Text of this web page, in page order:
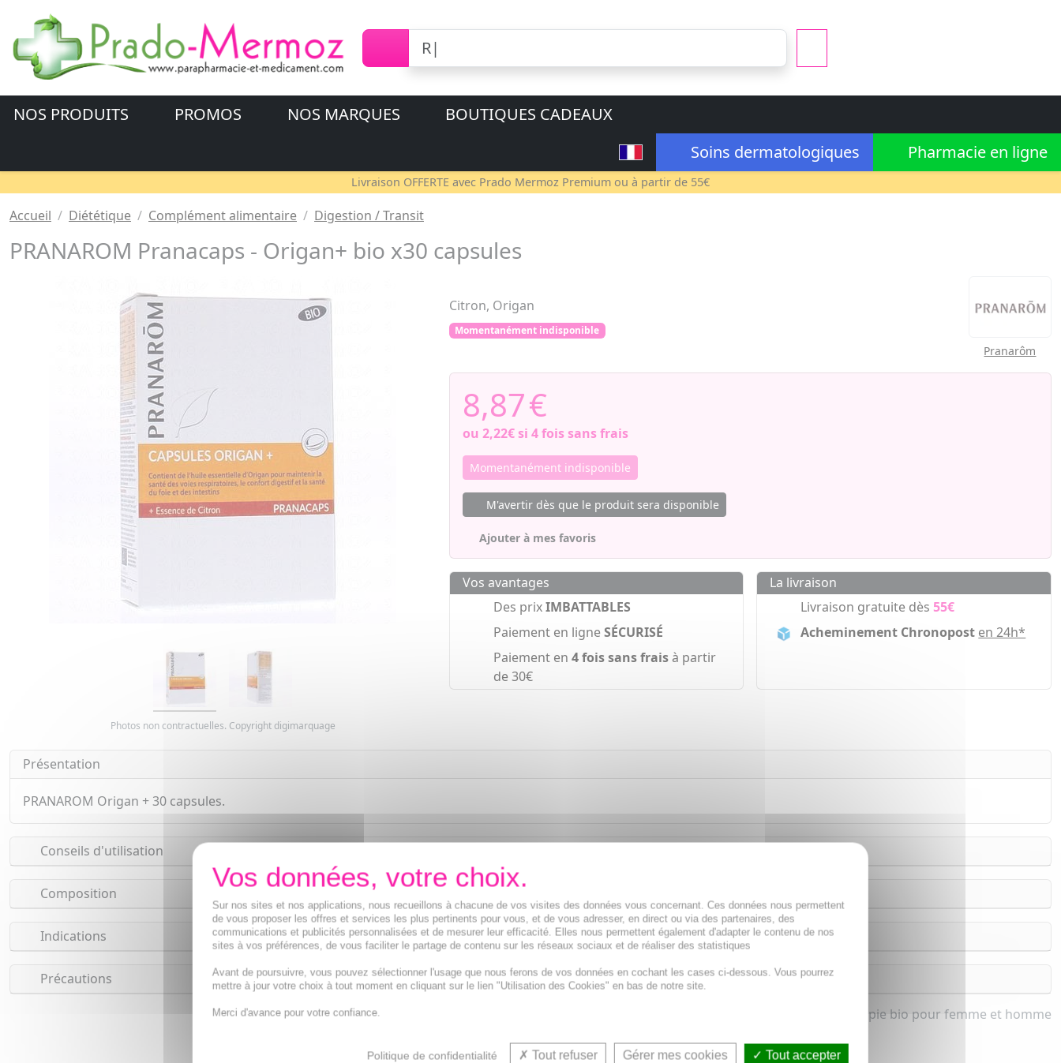
NOS PRODUITS PROMOS NOS MARQUES
BOUTIQUES CADEAUX
Soins dermatologiques
Pharmacie en ligne
Livraison OFFERTE avec Prado Mermoz Premium ou à partir de 55€
Accueil Diététique Complément alimentaire Digestion / Transit
PRANAROM Pranacaps - Origan+ bio x30 capsules
Photos non contractuelles. Copyright digimarquage
Citron, Origan
Momentanément indisponible
Pranarôm
8,87€
ou 2,22€si 4 fois sans frais
Momentanément indisponible
M'avertir dès que le produit sera disponible
Ajouter à mes favoris
Vos avantages
Des prixIMBATTABLES
Paiement en ligneSÉCURISÉ
Paiement en 4 fois sans fraisà partir
de 30€
La livraison
Livraison gratuite dès55€
Acheminement Chronopost en 24h*
Présentation
PRANAROM Origan + 30 capsules.
Conseils d'utilisation
Composition
Indications
Précautions
Digestion transit, Bien être respiratoire et Aromathérapie bio pour femme et homme
Sur nos sites et nos applications, nous recueillons à chacune de vos visites des données vous concernant. Ces données nous permettent
de vous proposer les offres et services les plus pertinents pour vous, et de vous adresser, en direct ou via des partenaires, des
communications et publicités personnalisées et de mesurer leur efficacité. Elles nous permettent également d'adapter le contenu de nos
sites à vos préférences, de vous faciliter le partage de contenu sur les réseaux sociaux et de réaliser des statistiques
Avant de poursuivre, vous pouvez sélectionner l'usage que nous ferons de vos données en cochant les cases ci-dessous. Vous pourrez
mettre à jour votre choix à tout moment en cliquant sur le lien "Utilisation des Cookies" en bas de notre site.
Merci d'avance pour votre confiance.
Politique de confidentialité Tout refuser Gérer mes cookies Tout accepter